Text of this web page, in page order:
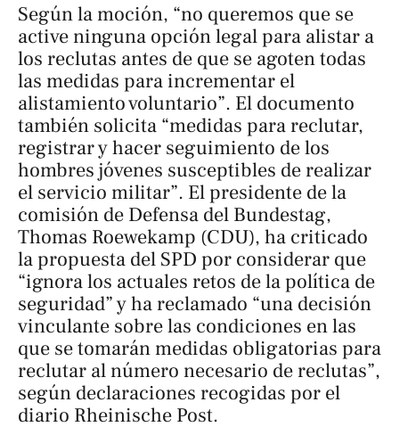
Según la moción, “no queremos que se
active ninguna opción legal para alistar a
los reclutas antes de que se agoten todas
las medidas para incrementar el
alistamiento voluntario”. El documento
también solicita “medidas para reclutar,
registrar y hacer seguimiento de los
hombres jóvenes susceptibles de realizar
el servicio militar”. El presidente de la
comisión de Defensa del Bundestag,
Thomas Roewekamp (CDU), ha criticado
la propuesta del SPD por considerar que
“ignora los actuales retos de la política de
seguridad” y ha reclamado “una decisión
vinculante sobre las condiciones en las
que se tomarán medidas obligatorias para
reclutar al número necesario de reclutas”,
según declaraciones recogidas por el
diario Rheinische Post.